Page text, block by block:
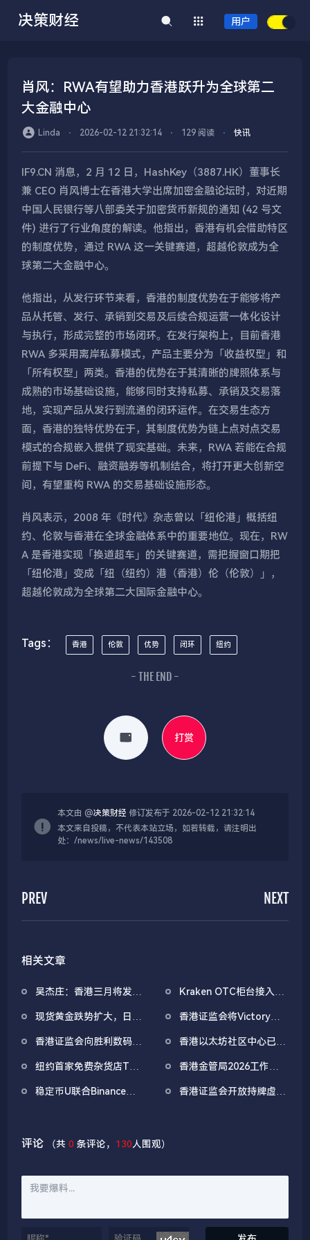
决策财经 用户
肖风：RWA有望助力香港跃升为全球第二
大金融中心
Linda ⋅ 2026-02-12 21:32:14 ⋅ 129 阅读 ⋅ 快讯
IF9.CN 消息，2 月 12 日，HashKey（3887.HK）董事长
兼 CEO 肖风博士在香港大学出席加密金融论坛时，对近期
中国人民银行等八部委关于加密货币新规的通知 (42 号文
件) 进行了行业角度的解读。他指出，香港有机会借助特区
的制度优势，通过 RWA 这一关键赛道，超越伦敦成为全
球第二大金融中心。
他指出，从发行环节来看，香港的制度优势在于能够将产
品从托管、发行、承销到交易及后续合规运营一体化设计
与执行，形成完整的市场闭环。在发行架构上，目前香港
RWA 多采用离岸私募模式，产品主要分为「收益权型」和
「所有权型」两类。香港的优势在于其清晰的牌照体系与
成熟的市场基础设施，能够同时支持私募、承销及交易落
地，实现产品从发行到流通的闭环运作。在交易生态方
面，香港的独特优势在于，其制度优势为链上点对点交易
模式的合规嵌入提供了现实基础。未来，RWA 若能在合规
前提下与 DeFi、融资融券等机制结合，将打开更大创新空
间，有望重构 RWA 的交易基础设施形态。
肖风表示，2008 年《时代》杂志曾以「纽伦港」概括纽
约、伦敦与香港在全球金融体系中的重要地位。现在，RW
A 是香港实现「换道超车」的关键赛道，需把握窗口期把
「纽伦港」变成「纽（纽约）港（香港）伦（伦敦）」，
超越伦敦成为全球第二大国际金融中心。
Tags： 香港 伦敦 优势 闭环 纽约
- THE END -
打赏
本文由 @决策财经 修订发布于 2026-02-12 21:32:14
本文来自投稿，不代表本站立场，如若转载，请注明出
处：/news/live-news/143508
PREV NEXT
相关文章
吴杰庄：香港三月将发放
希望通过稳定币空投推动
使用
Kraken OTC柜台接入
准接入的加密平台
现货黄金跌势扩大，日内
美元/盎司
香港证监会将Victory
为去年6月以来首次新增
虚拟资产交易平台
香港证监会向胜利数码旗
平台运营牌照
香港以太坊社区中心已正
纽约首家免费杂货店The
业
香港金管局2026工作重
2030」计划，聚焦AI、
稳定币U联合Binance
香港证监会开放持牌虚拟
评论 （共0 条评论， 130人围观）